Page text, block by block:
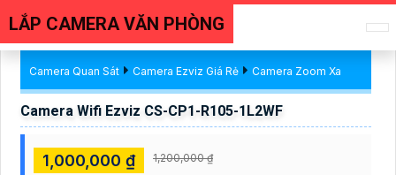
LẮP CAMERA VĂN PHÒNG
Camera Quan Sát Camera Ezviz Giá Rẻ Camera Zoom Xa
Camera Wifi Ezviz CS-CP1-R105-1L2WF
1,000,000 ₫ 1,200,000 ₫